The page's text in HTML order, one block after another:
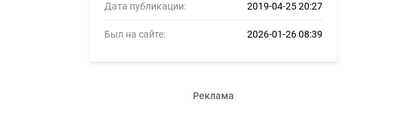
Дата публикации: 2019-04-25 20:27
Был на сайте: 2026-01-26 08:39
Реклама